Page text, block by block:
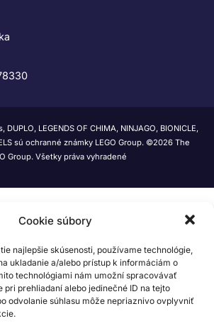
Cookie súbory
najlepšie skúsenosti, používame technológie,
ukladanie a/alebo prístup k informáciám o
technológiami nám umožní spracovávať
pri prehliadaní alebo jedinečné ID na tejto
odvolanie súhlasu môže nepriaznivo ovplyvniť
LEGENDS OF CHIMA, NINJAGO, BIONICLE,
sú ochranné známky LEGO Group. ©2026 The
Group. Všetky práva vyhradené